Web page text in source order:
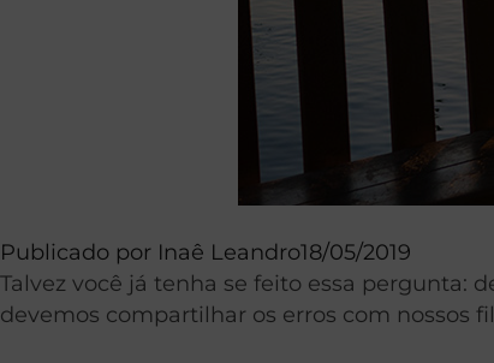
Publicado por Inaê Leandro18/05/2019
Talvez você já tenha se feito essa pergunta:
devemos compartilhar os erros com nossos